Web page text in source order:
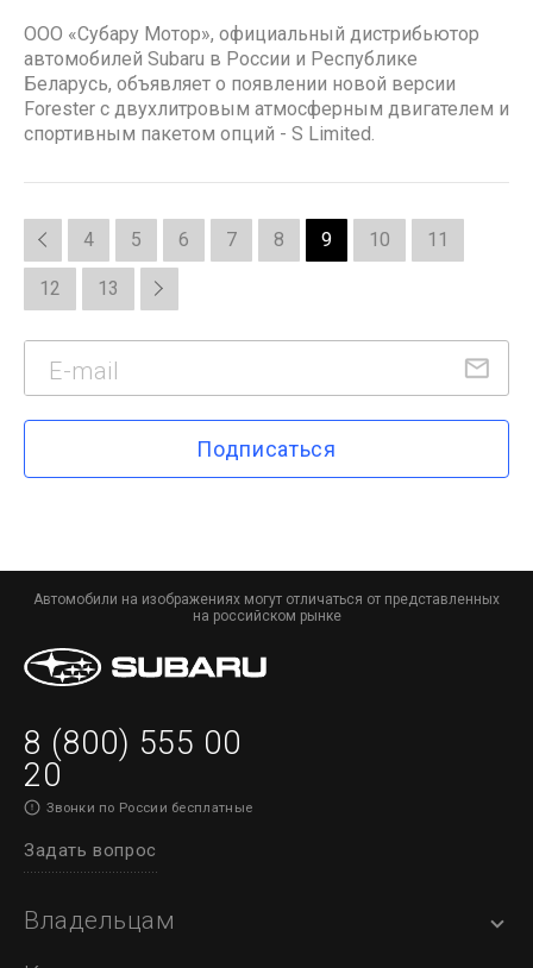
ООО «Субару Мотор», официальный дистрибьютор
автомобилей Subaru в России и Республике
Беларусь, объявляет о появлении новой версии
Forester с двухлитровым атмосферным двигателем и
спортивным пакетом опций - S Limited.
4 5 6 7 8 9 10 11
12 13
Подписаться
Автомобили на изображениях могут отличаться от представленных
на российском рынке
8 (800) 555 00
20
Звонки по России бесплатные
Задать вопрос
Владельцам